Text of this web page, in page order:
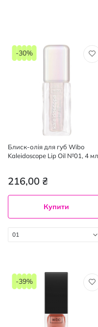
Блиск-олія для губ Wibo
Kaleidoscope Lip Oil №01, 4 мл
216,00 ₴
-30%
Купити
01
-39%